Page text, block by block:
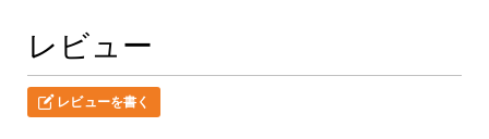
レビュー
レビューを書く